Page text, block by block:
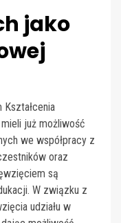
jako
już możliwość
we współpracy z
oraz
są
W związku z
udziału w